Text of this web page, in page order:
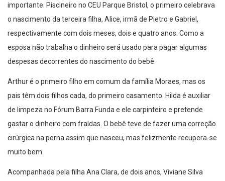
importante. Piscineiro no CEU Parque Bristol, o primeiro celebrava
o nascimento da terceira filha, Alice, irmã de Pietro e Gabriel,
respectivamente com dois meses, dois e quatro anos. Como a
esposa não trabalha o dinheiro será usado para pagar algumas
despesas decorrentes do nascimento do bebê.
Arthur é o primeiro filho em comum da família Moraes, mas os
pais têm dois filhos cada, do primeiro casamento. Hilda é auxiliar
de limpeza no Fórum Barra Funda e ele carpinteiro e pretende
gastar o dinheiro com fraldas. O bebê teve de fazer uma correção
cirúrgica na perna assim que nasceu, mas felizmente recupera-se
muito bem.
Acompanhada pela filha Ana Clara, de dois anos, Viviane Silva